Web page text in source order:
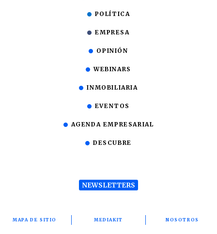
POLÍTICA
EMPRESA
OPINIÓN
WEBINARS
INMOBILIARIA
EVENTOS
AGENDA EMPRESARIAL
DESCUBRE
NEWSLETTERS
MAPA DE SITIO MEDIAKIT NOSOTROS